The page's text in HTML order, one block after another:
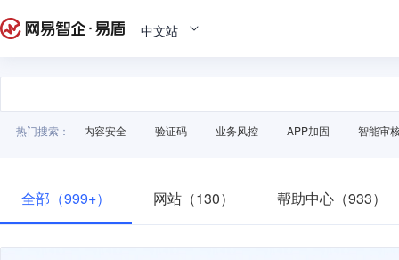
中文站
热门搜索： 内容安全 验证码 业务风控 APP加固 智能审
全部（999+） 网站（130） 帮助中心（933）